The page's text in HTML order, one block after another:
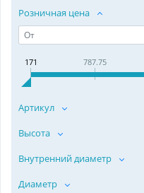
Розничная цена
171 787.75
Артикул
Высота
Внутренний диаметр
Диаметр